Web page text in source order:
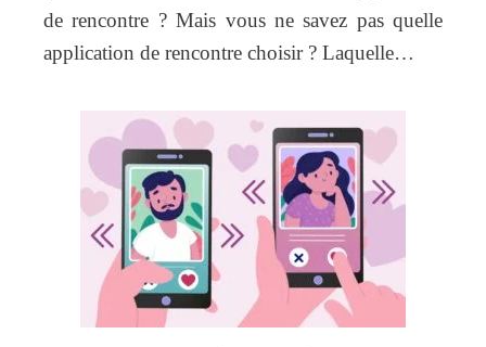
de rencontre ? Mais vous ne savez pas quelle
application de rencontre choisir ? Laquelle…